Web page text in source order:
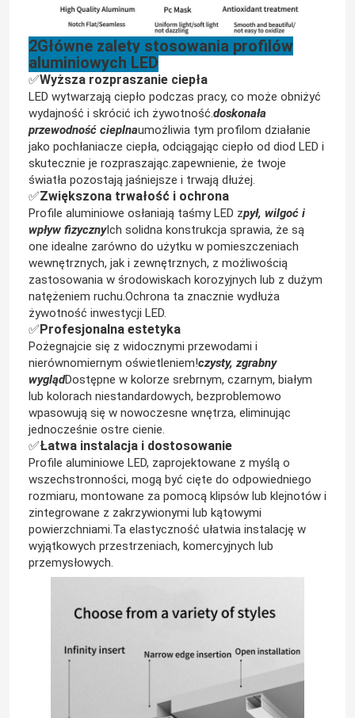
Dom
Produkty
Filmy
O nas
Wycieczka po fabryce
Kontrola jakości
Skontaktuj się z nami
Aktualności
Poprosić o wycenę
2Główne zalety stosowania profilów
aluminiowych LED
✅Wyższa rozpraszanie ciepła
LED wytwarzają ciepło podczas pracy, co może obniżyć
wydajność i skrócić ich żywotność. doskonała
przewodność cieplnaumożliwia tym profilom działanie
jako pochłaniacze ciepła, odciągając ciepło od diod LED i
skutecznie je rozpraszając.zapewnienie, że twoje
światła pozostają jaśniejsze i trwają dłużej.
✅Zwiększona trwałość i ochrona
Profile aluminiowe osłaniają taśmy LED zpył, wilgoć i
wpływ fizycznyIch solidna konstrukcja sprawia, że są
one idealne zarówno do użytku w pomieszczeniach
wewnętrznych, jak i zewnętrznych, z możliwością
zastosowania w środowiskach korozyjnych lub z dużym
natężeniem ruchu.Ochrona ta znacznie wydłuża
żywotność inwestycji LED.
✅Profesjonalna estetyka
Pożegnajcie się z widocznymi przewodami i
nierównomiernym oświetleniem!czysty, zgrabny
wyglądDostępne w kolorze srebrnym, czarnym, białym
lub kolorach niestandardowych, bezproblemowo
wpasowują się w nowoczesne wnętrza, eliminując
jednocześnie ostre cienie.
✅Łatwa instalacja i dostosowanie
Profile aluminiowe LED, zaprojektowane z myślą o
wszechstronności, mogą być cięte do odpowiedniego
rozmiaru, montowane za pomocą klipsów lub klejnotów i
zintegrowane z zakrzywionymi lub kątowymi
powierzchniami.Ta elastyczność ułatwia instalację w
wyjątkowych przestrzeniach, komercyjnych lub
przemysłowych.